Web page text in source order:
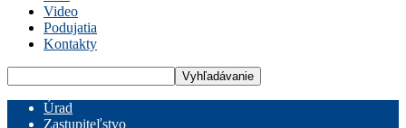
Video
Podujatia
Kontakty
Úrad
Zastupiteľstvo